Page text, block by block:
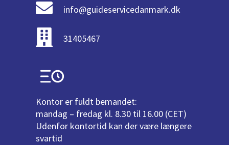
info@guideservicedanmark.dk
31405467
Kontor er fuldt bemandet:
mandag – fredag kl. 8.30 til 16.00 (CET)
Udenfor kontortid kan der være længere
svartid